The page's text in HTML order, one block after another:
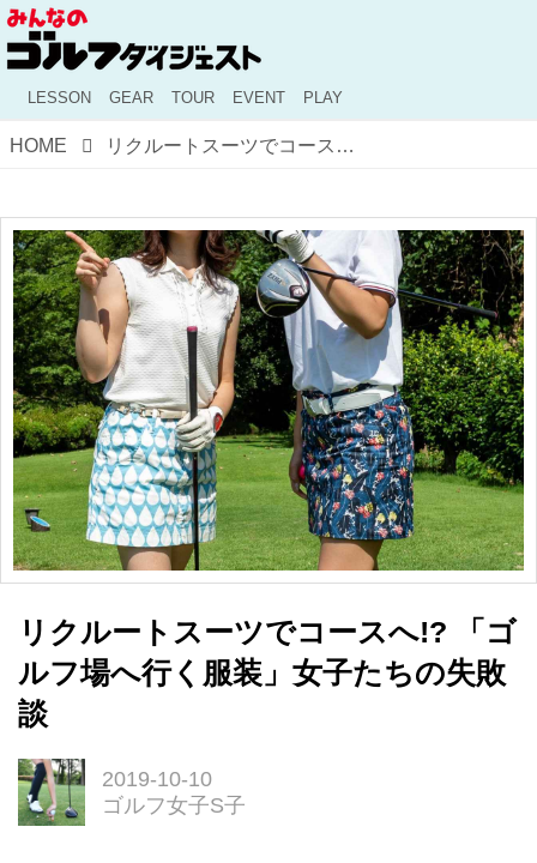
LESSON GEAR TOUR EVENT PLAY
HOME リクルートスーツでコースへ!? 「ゴルフ場へ行く服装」女子たちの失敗談
リクルートスーツでコースへ!? 「ゴ
ルフ場へ行く服装」女子たちの失敗
談
2019-10-10
ゴルフ女子S子